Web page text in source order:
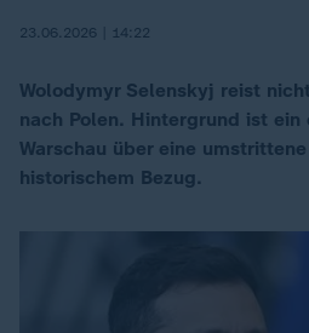
23.06.2026 | 14:22
Wolodymyr Selenskyj reist
nach Polen. Hintergrund ist
Warschau über eine
historischem Bezug.